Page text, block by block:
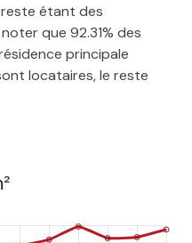
étant des
que 92.31% des
principale
locataires, le reste